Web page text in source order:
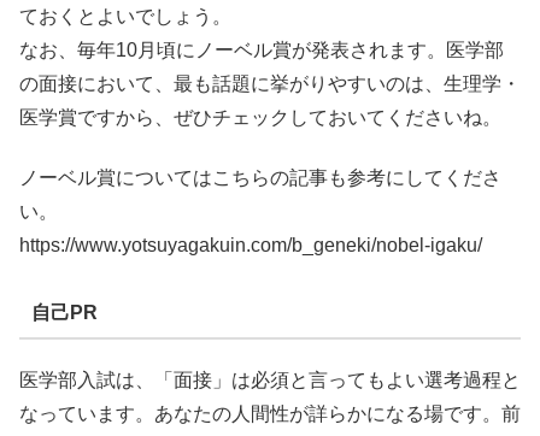
ておくとよいでしょう。
なお、毎年10月頃にノーベル賞が発表されます。医学部
の面接において、最も話題に挙がりやすいのは、生理学・
医学賞ですから、ぜひチェックしておいてくださいね。
ノーベル賞についてはこちらの記事も参考にしてくださ
い。
https://www.yotsuyagakuin.com/b_geneki/nobel-igaku/
自己PR
医学部入試は、「面接」は必須と言ってもよい選考過程と
なっています。あなたの人間性が詳らかになる場です。前